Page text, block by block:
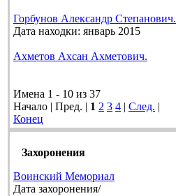
Горбунов Александр Степанович.
Дата находки: январь 2015
Ахметов Ахсан Ахметович.
Имена 1 - 10 из 37
Начало | Пред. | 1 2 3 4 | След. |
Конец
Захоронения
Воинский Мемориал
Дата захоронения/